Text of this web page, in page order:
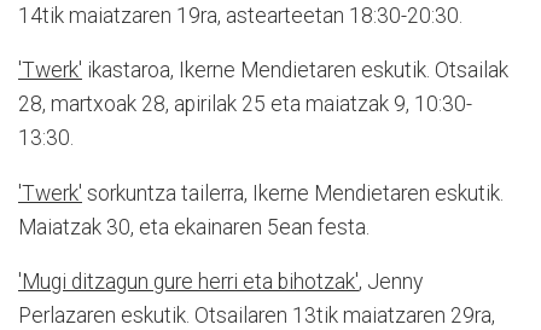
14tik maiatzaren 19ra, astearteetan 18:30-20:30.
'Twerk' ikastaroa, Ikerne Mendietaren eskutik. Otsailak
28, martxoak 28, apirilak 25 eta maiatzak 9, 10:30-
13:30.
'Twerk' sorkuntza tailerra, Ikerne Mendietaren eskutik.
Maiatzak 30, eta ekainaren 5ean festa.
'Mugi ditzagun gure herri eta bihotzak', Jenny
Perlazaren eskutik. Otsailaren 13tik maiatzaren 29ra,